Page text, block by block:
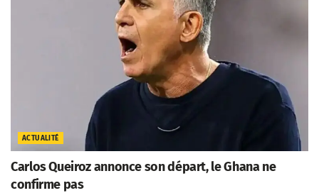
ACTUALITÉ
Carlos Queiroz annonce son départ, le Ghana ne
confirme pas